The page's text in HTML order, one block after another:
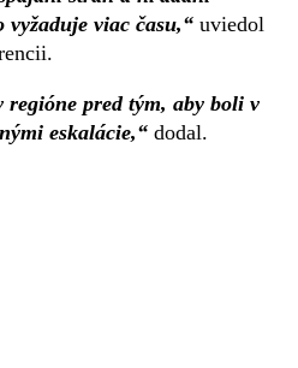
vyžaduje viac času,“ uviedol
pred tým, aby boli v
eskalácie,“ dodal.